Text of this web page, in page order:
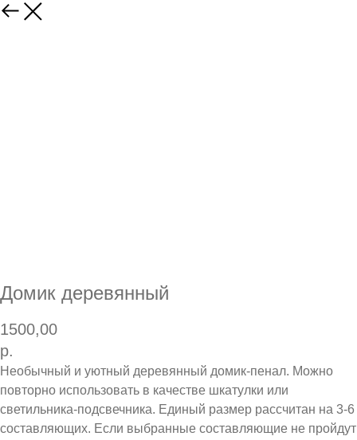
Домик деревянный
1500,00
р.
Необычный и уютный деревянный домик-пенал. Можно
повторно использовать в качестве шкатулки или
светильника-подсвечника. Единый размер рассчитан на 3-6
составляющих. Если выбранные составляющие не пройдут